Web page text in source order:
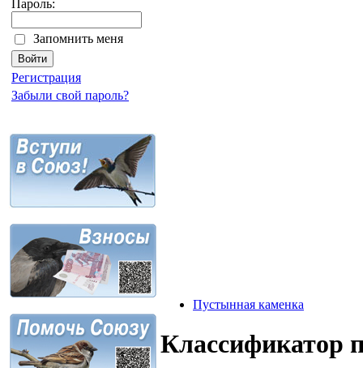
Пароль:
Запомнить меня
Регистрация
Забыли свой пароль?
Пустынная каменка
Классификатор